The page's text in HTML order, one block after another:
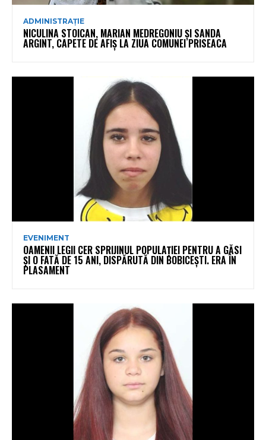
ADMINISTRAȚIE
NICULINA STOICAN, MARIAN MEDREGONIU ȘI SANDA
ARGINT, CAPETE DE AFIȘ LA ZIUA COMUNEI PRISEACA
EVENIMENT
OAMENII LEGII CER SPRIJINUL POPULAȚIEI PENTRU A GĂSI
ȘI O FATĂ DE 15 ANI, DISPĂRUTĂ DIN BOBICEȘTI. ERA ÎN
PLASAMENT